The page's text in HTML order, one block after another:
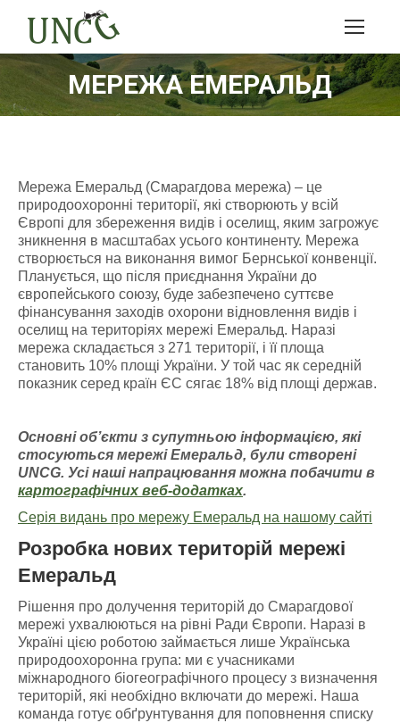
МЕРЕЖА ЕМЕРАЛЬД
Мережа Емеральд (Смарагдова мережа) – це
природоохоронні території, які створюють у всій
Європі для збереження видів і оселищ, яким загрожує
зникнення в масштабах усього континенту. Мережа
створюється на виконання вимог Бернської конвенції.
Планується, що після приєднання України до
європейського союзу, буде забезпечено суттєве
фінансування заходів охорони відновлення видів і
оселищ на територіях мережі Емеральд. Наразі
мережа складається з 271 території, і її площа
становить 10% площі України. У той час як середній
показник серед країн ЄС сягає 18% від площі держав.
Основні об’єкти з супутньою інформацією, які
стосуються мережі Емеральд, були створені
UNCG. Усі наші напрацювання можна побачити в
картографічних веб-додатках.
Серія видань про мережу Емеральд на нашому сайті
Розробка нових територій мережі
Емеральд
Рішення про долучення територій до Смарагдової
мережі ухвалюються на рівні Ради Європи. Наразі в
Україні цією роботою займається лише Українська
природоохоронна група: ми є учасниками
міжнародного біогеографічного процесу з визначення
територій, які необхідно включати до мережі. Наша
команда готує обґрунтування для поповнення списку